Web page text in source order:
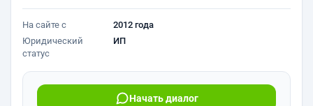
На сайте с
2012 года
Юридический
статус
ИП
Начать диалог